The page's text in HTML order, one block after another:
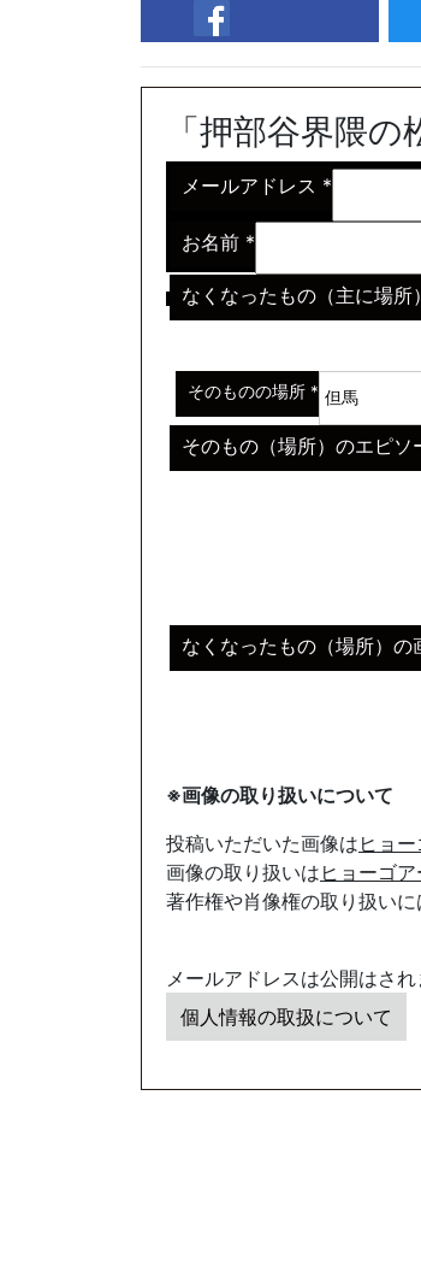
facebook
「押部谷界隈
メールアドレス *
お名前 *
なくなったもの（主に場所
そのものの場所 *
そのもの（場所）のエピソ
なくなったもの（場所）の
※画像の取り扱いについて
投稿いただいた画像は ヒョ
画像の取り扱いは ヒョーゴ
著作権や肖像権の取り扱い
メールアドレスは公開はされ
個人情報の取扱について